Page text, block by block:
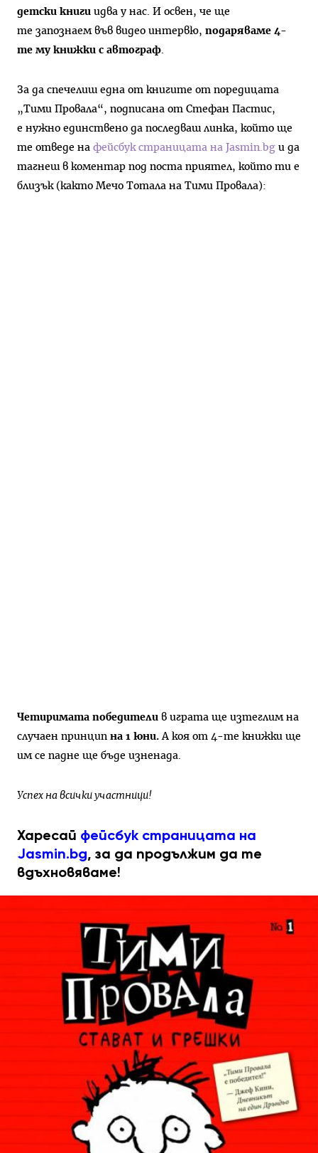
детски книги идва у нас. И освен, че ще
те запознаем във видео интервю, подаряваме 4-
те му книжки с автограф
За да спечелиш една от книгите от поредицата
„Тими Провала“, подписана от Стефан Пастис,
е нужно единствено да последваш линка, който ще
те отведе на фейсбук страницата на Jasmin.bg и да
тагнеш в коментар под поста приятел, който ти е
близък (както Мечо Тотала на Тими Провала):
Четиримата победители в играта ще изтеглим на
случаен принцип на 1 юни.А коя от 4-те книжки ще
им се падне ще бъде изненада.
Успех на всички участници!
Харесай фейсбук страницата на
Jasmin.bg, за да продължим да те
вдъхновяваме!